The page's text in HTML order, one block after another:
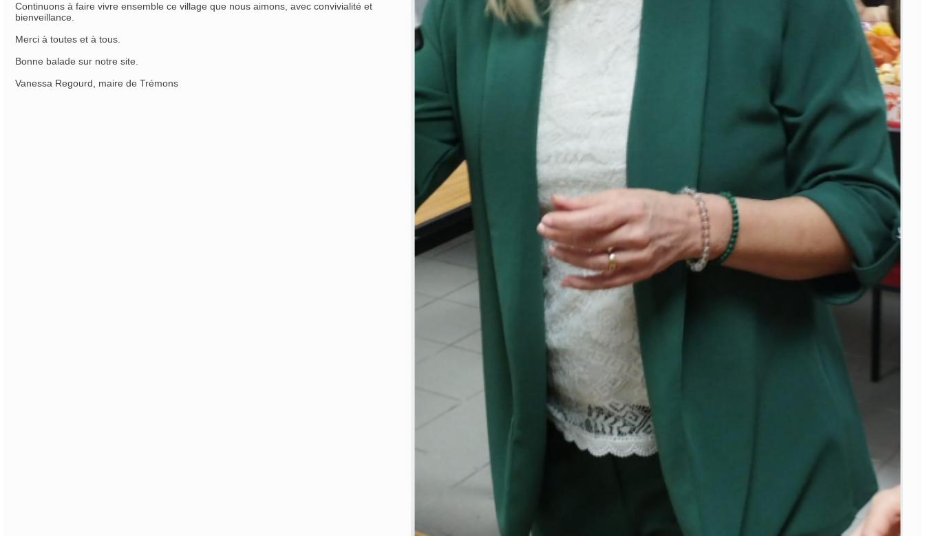
Continuons à faire vivre ensemble ce village que nous aimons, avec convivialité et
bienveillance.
Merci à toutes et à tous.
Bonne balade sur notre site.
Vanessa Regourd, maire de Trémons